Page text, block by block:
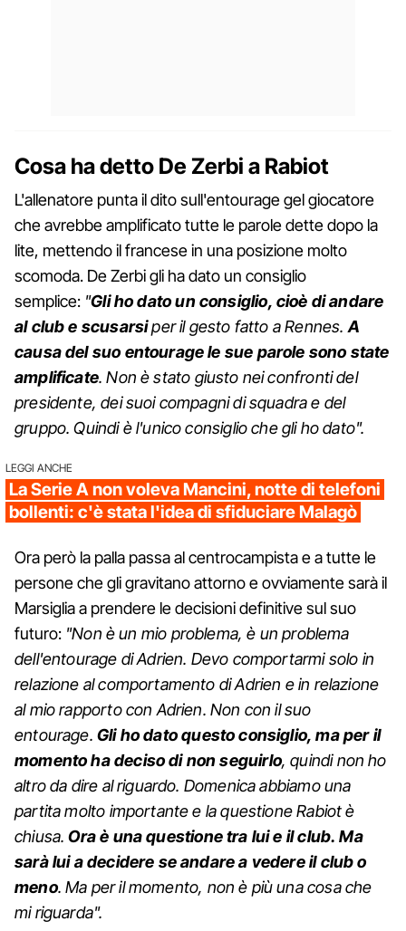
Cosa ha detto De Zerbi a Rabiot
L'allenatore punta il dito sull'entourage gel giocatore
che avrebbe amplificato tutte le parole dette dopo la
lite, mettendo il francese in una posizione molto
scomoda. De Zerbi gli ha dato un consiglio
semplice: "Gli ho dato un consiglio, cioè di andare
al club e scusarsiper il gesto fatto a Rennes. A
causa del suo entourage le sue parole sono state
amplificate. Non è stato giusto nei confronti del
presidente, dei suoi compagni di squadra e del
gruppo. Quindi è l'unico consiglio che gli ho dato".
LEGGI ANCHE
La Serie A non voleva Mancini, notte di telefoni
bollenti: c'è stata l'idea di sfiduciare Malagò
Ora però la palla passa al centrocampista e a tutte le
persone che gli gravitano attorno e ovviamente sarà il
Marsiglia a prendere le decisioni definitive sul suo
futuro: "Non è un mio problema, è un problema
dell'entourage di Adrien. Devo comportarmi solo in
relazione al comportamento di Adrien e in relazione
al mio rapporto con Adrien. Non con il suo
entourage. Gli ho dato questo consiglio, ma per il
momento ha deciso di non seguirlo, quindi non ho
altro da dire al riguardo. Domenica abbiamo una
partita molto importante e la questione Rabiot è
chiusa.Ora è una questione tra lui e il club. Ma
sarà lui a decidere se andare a vedere il club o
meno. Ma per il momento, non è più una cosa che
mi riguarda".